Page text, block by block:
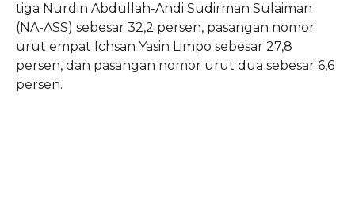
tiga Nurdin Abdullah-Andi Sudirman Sulaiman
(NA-ASS) sebesar 32,2 persen, pasangan nomor
urut empat Ichsan Yasin Limpo sebesar 27,8
persen, dan pasangan nomor urut dua sebesar 6,6
persen.